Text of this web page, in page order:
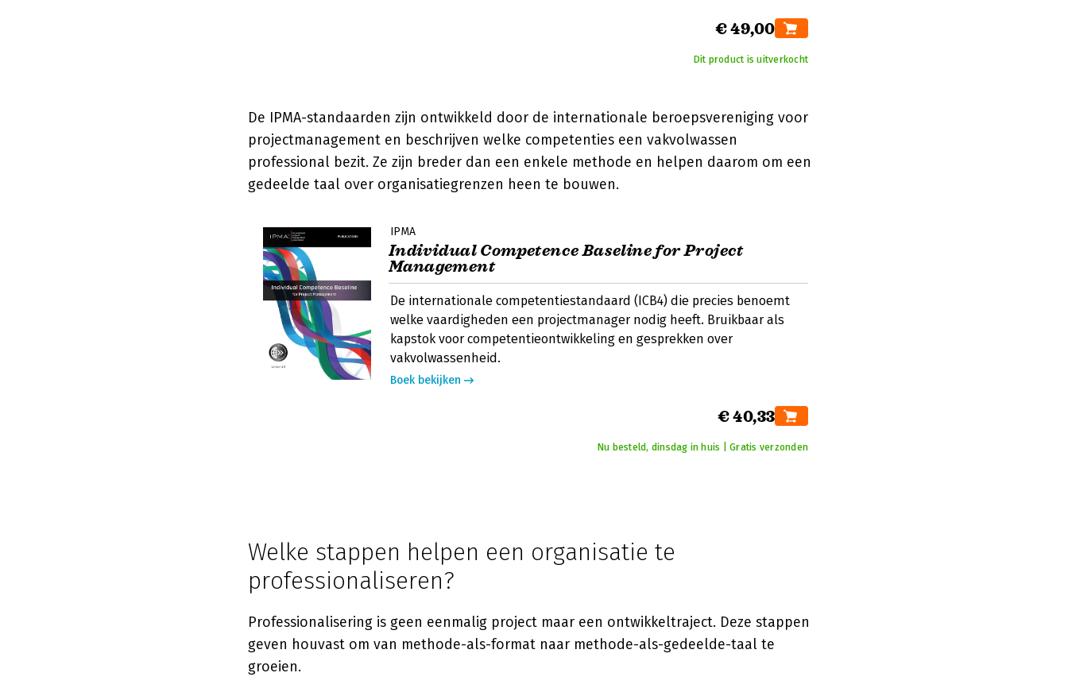
€ 49,00
Dit product is uitverkocht
De IPMA-standaarden zijn ontwikkeld door de internationale beroepsvereniging voor
projectmanagement en beschrijven welke competenties een vakvolwassen
professional bezit. Ze zijn breder dan een enkele methode en helpen daarom om een
gedeelde taal over organisatiegrenzen heen te bouwen.
IPMA
Individual Competence Baseline for Project
Management
De internationale competentiestandaard (ICB4) die precies benoemt
welke vaardigheden een projectmanager nodig heeft. Bruikbaar als
kapstok voor competentieontwikkeling en gesprekken over
vakvolwassenheid.
Boek bekijken
€ 40,33
Nu besteld, dinsdag in huis | Gratis verzonden
Welke stappen helpen een organisatie te
professionaliseren?
Professionalisering is geen eenmalig project maar een ontwikkeltraject. Deze stappen
geven houvast om van methode-als-format naar methode-als-gedeelde-taal te
groeien.